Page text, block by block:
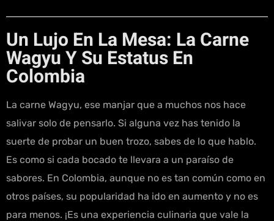
Un Lujo En La Mesa: La Carne
Wagyu Y Su Estatus En
Colombia
La carne Wagyu, ese manjar que a muchos nos hace
salivar solo de pensarlo. Si alguna vez has tenido la
suerte de probar un buen trozo, sabes de lo que hablo.
Es como si cada bocado te llevara a un paraíso de
sabores. En Colombia, aunque no es tan común como en
otros países, su popularidad ha ido en aumento y no es
para menos. ¡Es una experiencia culinaria que vale la